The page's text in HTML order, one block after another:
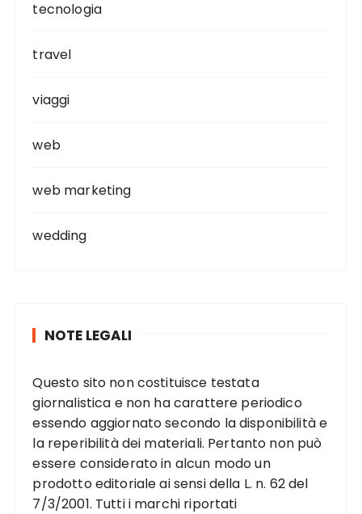
tecnologia
travel
viaggi
web
web marketing
wedding
NOTE LEGALI
Questo sito non costituisce testata
giornalistica e non ha carattere periodico
essendo aggiornato secondo la disponibilità e
la reperibilità dei materiali. Pertanto non può
essere considerato in alcun modo un
prodotto editoriale ai sensi della L. n. 62 del
7/3/2001. Tutti i marchi riportati